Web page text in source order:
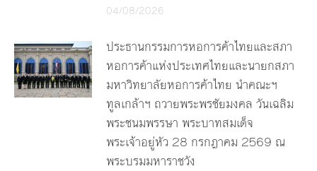
04/08/2026
ประธานกรรมการหอการค้าไทยและสภา
หอการค้าแห่งประเทศไทยและนายกสภา
มหาวิทยาลัยหอการค้าไทย นำคณะฯ
ทูลเกล้าฯ ถวายพระพรชัยมงคล วันเฉลิม
พระชนมพรรษา พระบาทสมเด็จ
พระเจ้าอยู่หัว 28 กรกฎาคม 2569 ณ
พระบรมมหาราชวัง